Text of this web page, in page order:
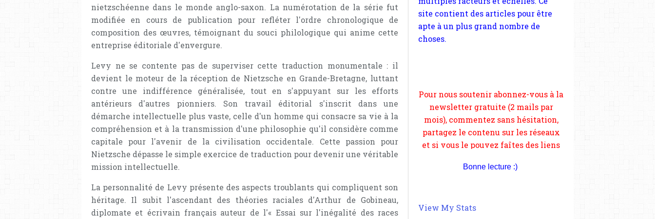
nietzschéenne dans le monde anglo-saxon. La numérotation de la série fut
modifiée en cours de publication pour refléter l'ordre chronologique de
composition des œuvres, témoignant du souci philologique qui anime cette
entreprise éditoriale d'envergure.
Levy ne se contente pas de superviser cette traduction monumentale : il
devient le moteur de la réception de Nietzsche en Grande-Bretagne, luttant
contre une indifférence généralisée, tout en s'appuyant sur les efforts
antérieurs d'autres pionniers. Son travail éditorial s'inscrit dans une
démarche intellectuelle plus vaste, celle d'un homme qui consacre sa vie à la
compréhension et à la transmission d'une philosophie qu'il considère comme
capitale pour l'avenir de la civilisation occidentale. Cette passion pour
Nietzsche dépasse le simple exercice de traduction pour devenir une véritable
mission intellectuelle.
La personnalité de Levy présente des aspects troublants qui compliquent son
héritage. Il subit l'ascendant des théories raciales d'Arthur de Gobineau,
diplomate et écrivain français auteur de l'« Essai sur l'inégalité des races
et si vous le pouvez faîtes des liens
depuis votre site.
Bonne lecture :)
View My Stats